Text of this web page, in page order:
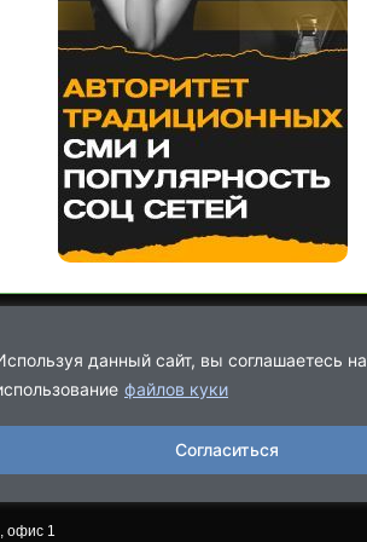
данный сайт, вы соглашаетесь на
файлов куки
Согласиться
9021-68-08-43
офис 1